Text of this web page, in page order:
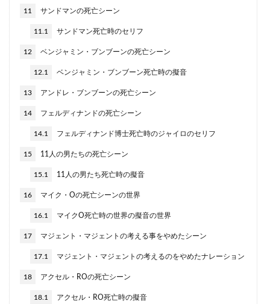
11 サンドマンの死亡シーン
11.1 サンドマン死亡時のセリフ
12 ベンジャミン・ブンブーンの死亡シーン
12.1 ベンジャミン・ブンブーン死亡時の擬音
13 アンドレ・ブンブーンの死亡シーン
14 フェルディナンドの死亡シーン
14.1 フェルディナンド博士死亡時のジャイロのセリフ
15 11人の男たちの死亡シーン
15.1 11人の男たち死亡時の擬音
16 マイク・Oの死亡シーンの世界
16.1 マイクO死亡時の世界の擬音の世界
17 マジェント・マジェントの考える事をやめたシーン
17.1 マジェント・マジェントの考えるのをやめたナレーション
18 アクセル・ROの死亡シーン
18.1 アクセル・RO死亡時の擬音